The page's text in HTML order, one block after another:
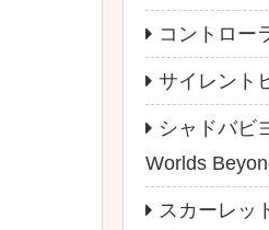
コントロー
サイレント
シャドバビ
Worlds
スカーレッ